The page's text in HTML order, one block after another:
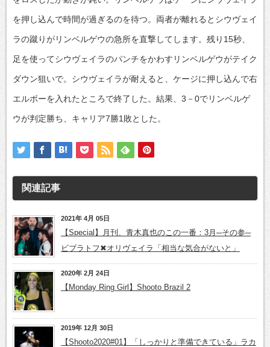
を押し込んで時間が過ぎるのを待つ。両者が離れるとシウヴェイ
ラの蹴りがリンベルゲウの急所を直撃してします。残り15秒、
足を使ってシウヴェイラのパンチをかわすリンベルゲウがテイク
ダウン狙いで。シウヴェイラが耐えると、ケージに押し込んで右
エルボーを入れたところで終了した。結果、3－0でリンベルゲ
ウが判定勝ち、キャリア7勝1敗とした。
関連記事
2021年 4月 05日
【Special】月刊、青木真也のこの一番：3月─その参─
ビブラトフ✖オリヴェイラ「相当な気合がないと」
2020年 2月 24日
【Monday Ring Girl】Shooto Brazil 2
2019年 12月 30日
【Shooto2020#01】「しっかりと準備できている」ラカ